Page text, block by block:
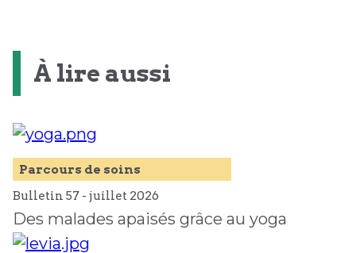
À lire aussi
Parcours de soins
Bulletin 57 - juillet 2026
Des malades apaisés grâce au yoga